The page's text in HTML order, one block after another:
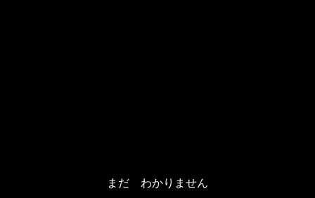
まだ わかりません